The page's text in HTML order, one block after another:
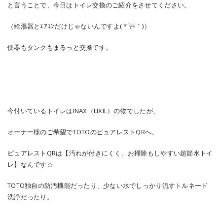
と言うことで、今日はトイレ交換のご紹介をさせてください。
（給湯器とｴｱｺﾝだけじゃないんですよ( *´艸｀)）
便器もタンクもまるっと交換です。
今付いているトイレはINAX（LIXIL）の物でしたが、
オーナー様のご希望でTOTOのピュアレストQRへ。
ピュアレストQRは【汚れが付きにくく、お掃除もしやすい超節水トイ
レ】なんです☆
TOTO独自の防汚機能だったり、少ない水でしっかり流すトルネード
洗浄だったり。